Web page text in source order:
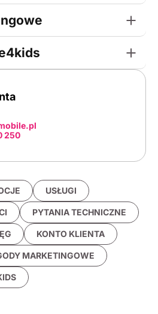
250
USŁUGI
PYTANIA TECHNICZNE
KONTO KLIENTA
MARKETINGOWE